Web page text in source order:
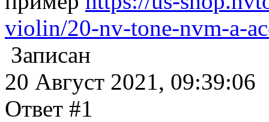
violin/20-nv-tone-nvm-a-
Записан
20 Август 2021, 09:39:06
Ответ #1